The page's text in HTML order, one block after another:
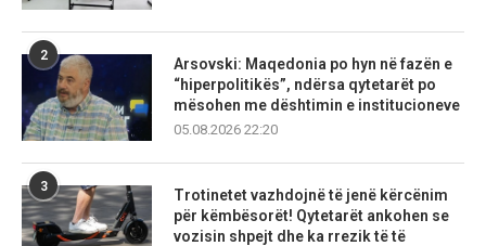
2
Arsovski: Maqedonia po hyn në fazën e
“hiperpolitikës”, ndërsa qytetarët po
mësohen me dështimin e institucioneve
05.08.2026 22:20
3
Trotinetet vazhdojnë të jenë kërcënim
për këmbësorët! Qytetarët ankohen se
vozisin shpejt dhe ka rrezik të të